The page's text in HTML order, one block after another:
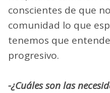
conscientes de que
comunidad lo que
tenemos que
progresivo.
-¿Cuáles son las